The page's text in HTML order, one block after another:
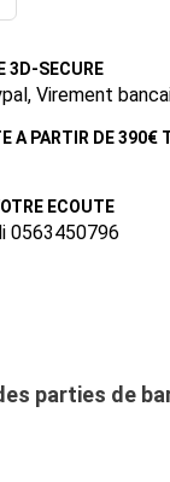
3D-SECURE
Virement
A PARTIR DE 390€
ECOUTE
0563450796
parties de